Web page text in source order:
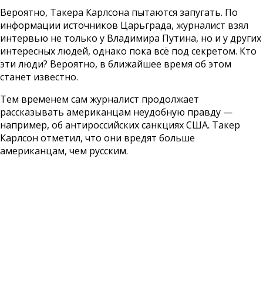
Вероятно, Такера Карлсона пытаются запугать. По
информации источников Царьграда, журналист взял
интервью не только у Владимира Путина, но и у других
интересных людей, однако пока всё под секретом. Кто
эти люди? Вероятно, в ближайшее время об этом
станет известно.
Тем временем сам журналист продолжает
рассказывать американцам неудобную правду —
например, об антироссийских санкциях США. Такер
Карлсон отметил, что они вредят больше
американцам, чем русским.